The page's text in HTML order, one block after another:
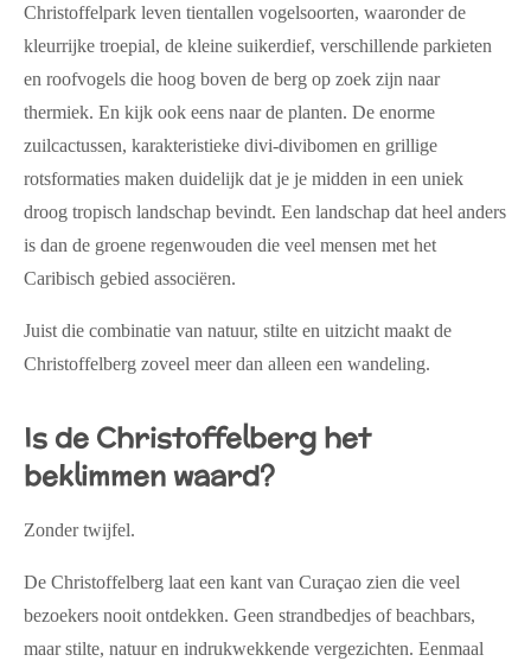
Christoffelpark leven tientallen vogelsoorten, waaronder de
kleurrijke troepial, de kleine suikerdief, verschillende parkieten
en roofvogels die hoog boven de berg op zoek zijn naar
thermiek. En kijk ook eens naar de planten. De enorme
zuilcactussen, karakteristieke divi-divibomen en grillige
rotsformaties maken duidelijk dat je je midden in een uniek
droog tropisch landschap bevindt. Een landschap dat heel anders
is dan de groene regenwouden die veel mensen met het
Caribisch gebied associëren.
Juist die combinatie van natuur, stilte en uitzicht maakt de
Christoffelberg zoveel meer dan alleen een wandeling.
Is de Christoffelberg het
beklimmen waard?
Zonder twijfel.
De Christoffelberg laat een kant van Curaçao zien die veel
bezoekers nooit ontdekken. Geen strandbedjes of beachbars,
maar stilte, natuur en indrukwekkende vergezichten. Eenmaal